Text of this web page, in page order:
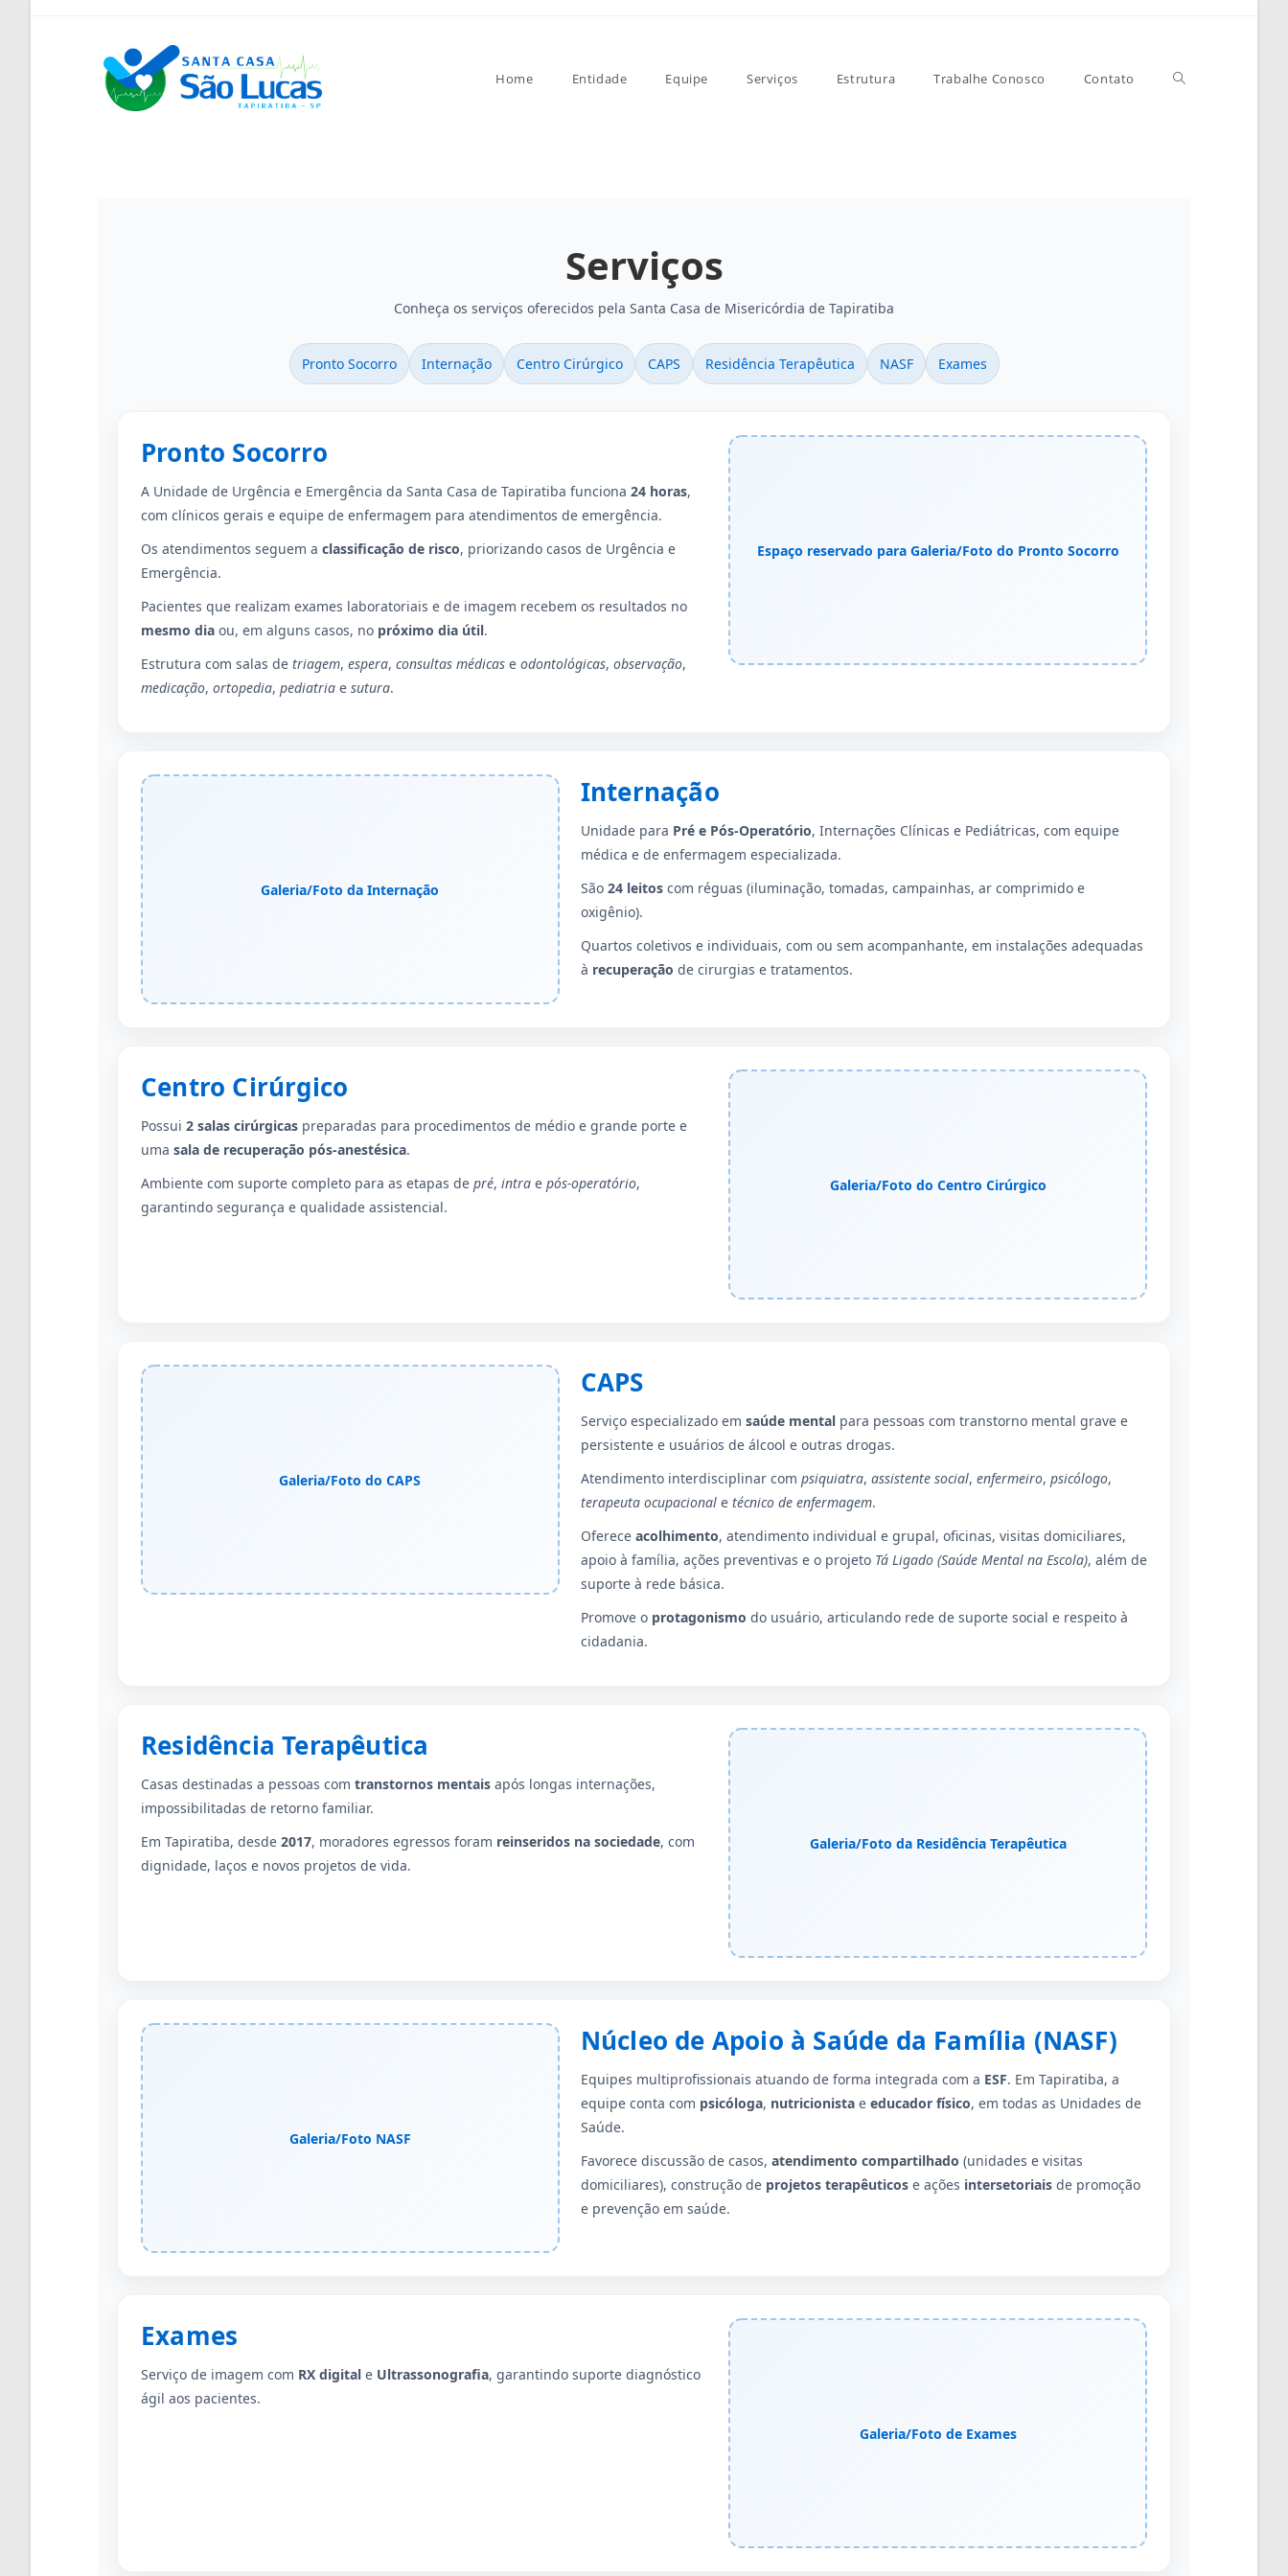
Home Entidade Equipe Serviços Estrutura Trabalhe Conosco Contato
Serviços
Conheça os serviços oferecidos pela Santa Casa de Misericórdia de Tapiratiba
Pronto Socorro Internação Centro Cirúrgico CAPS Residência Terapêutica NASF Exames
Pronto Socorro
A Unidade de Urgência e Emergência da Santa Casa de Tapiratiba funciona 24 horas,
com clínicos gerais e equipe de enfermagem para atendimentos de emergência.
Os atendimentos seguem a classificação de risco, priorizando casos de Urgência e
Emergência.
Pacientes que realizam exames laboratoriais e de imagem recebem os resultados no
mesmo dia ou, em alguns casos, no próximo dia útil.
Estrutura com salas de triagem, espera, consultas médicas e odontológicas, observação,
medicação, ortopedia, pediatria e sutura.
Espaço reservado para Galeria/Foto do Pronto Socorro
Galeria/Foto da Internação
Internação
Unidade para Pré e Pós-Operatório, Internações Clínicas e Pediátricas, com equipe
médica e de enfermagem especializada.
São 24 leitoscom réguas (iluminação, tomadas, campainhas, ar comprimido e
oxigênio).
Quartos coletivos e individuais, com ou sem acompanhante, em instalações adequadas
à recuperação de cirurgias e tratamentos.
Centro Cirúrgico
Possui 2 salas cirúrgicas preparadas para procedimentos de médio e grande porte e
uma sala de recuperação pós-anestésica.
Ambiente com suporte completo para as etapas de pré, intra e pós-operatório,
garantindo segurança e qualidade assistencial.
Galeria/Foto do Centro Cirúrgico
Galeria/Foto do CAPS
CAPS
Serviço especializado em saúde mentalpara pessoas com transtorno mental grave e
persistente e usuários de álcool e outras drogas.
Atendimento interdisciplinar com psiquiatra, assistente social, enfermeiro, psicólogo,
terapeuta ocupacionale técnico de enfermagem.
Oferece acolhimento, atendimento individual e grupal, oficinas, visitas domiciliares,
apoio à família, ações preventivas e o projeto Tá Ligado (Saúde Mental na Escola), além de
suporte à rede básica.
Promove o protagonismo do usuário, articulando rede de suporte social e respeito à
cidadania.
Residência Terapêutica
Casas destinadas a pessoas com transtornos mentais após longas internações,
impossibilitadas de retorno familiar.
Em Tapiratiba, desde 2017, moradores egressos foram reinseridos na sociedade, com
dignidade, laços e novos projetos de vida.
Galeria/Foto da Residência Terapêutica
Galeria/Foto NASF
Núcleo de Apoio à Saúde da Família (NASF)
Equipes multiprofissionais atuando de forma integrada com a ESF. Em Tapiratiba, a
equipe conta com psicóloga, nutricionistae educador físico, em todas as Unidades de
Saúde.
Favorece discussão de casos, atendimento compartilhado (unidades e visitas
domiciliares), construção de projetos terapêuticose ações intersetoriaisde promoção
e prevenção em saúde.
Exames
Serviço de imagem com RX digital e Ultrassonografia, garantindo suporte diagnóstico
ágil aos pacientes.
Galeria/Foto de Exames